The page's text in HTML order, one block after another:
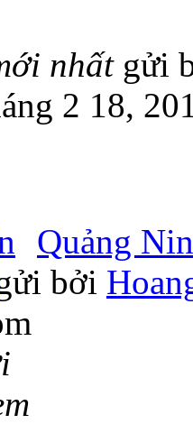
nhất gửi
2 18,
Quảng
bởi